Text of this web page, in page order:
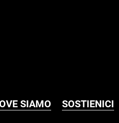
SIAMO SOSTIENICI